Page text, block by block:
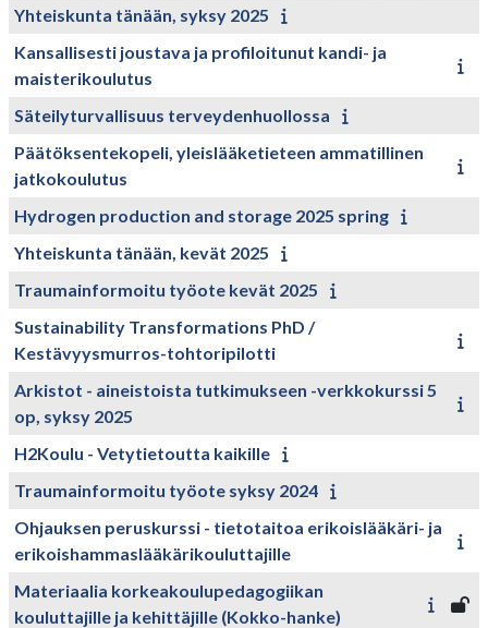
Yhteiskunta tänään, syksy 2025
Kansallisesti joustava ja profiloitunut kandi- ja
maisterikoulutus
Säteilyturvallisuus terveydenhuollossa
Päätöksentekopeli, yleislääketieteen ammatillinen
jatkokoulutus
Hydrogen production and storage 2025 spring
Yhteiskunta tänään, kevät 2025
Traumainformoitu työote kevät 2025
Sustainability Transformations PhD /
Kestävyysmurros-tohtoripilotti
Arkistot - aineistoista tutkimukseen -verkkokurssi 5
op, syksy 2025
H2Koulu - Vetytietoutta kaikille
Traumainformoitu työote syksy 2024
Ohjauksen peruskurssi - tietotaitoa erikoislääkäri- ja
erikoishammaslääkärikouluttajille
Materiaalia korkeakoulupedagogiikan
kouluttajille ja kehittäjille (Kokko-hanke)